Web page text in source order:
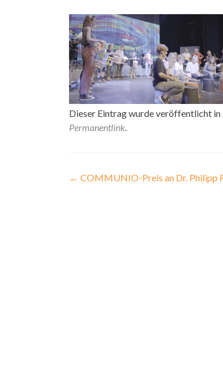
Dieser Eintrag wurde veröffentlicht in
Permanentlink.
Beitragsnavigation
← COMMUNIO-Preis an Dr. Philipp